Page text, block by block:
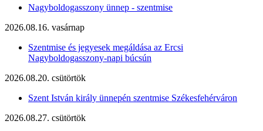
Nagyboldogasszony ünnep - szentmise
2026.08.16. vasárnap
Szentmise és jegyesek megáldása az Ercsi
Nagyboldogasszony-napi búcsún
2026.08.20. csütörtök
Szent István király ünnepén szentmise Székesfehérváron
2026.08.27. csütörtök